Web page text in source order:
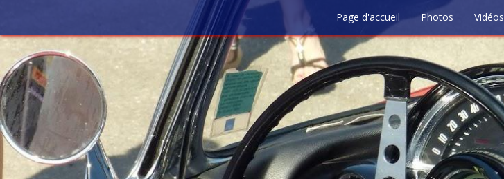
Page d'accueil Photos Vidéos